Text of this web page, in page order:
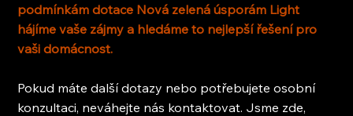
podmínkám dotace Nová zelená úsporám Light
hájíme vaše zájmy a hledáme to nejlepší řešení pro
vaši domácnost.
Pokud máte další dotazy nebo potřebujete osobní
konzultaci, neváhejte nás kontaktovat. Jsme zde,